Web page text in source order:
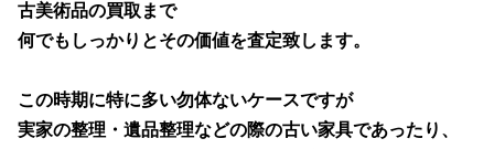
古美術品の買取まで
何でもしっかりとその価値を査定致します。
この時期に特に多い勿体ないケースですが
実家の整理・遺品整理などの際の古い家具であったり、